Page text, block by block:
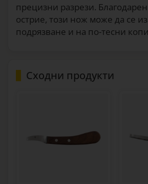
прецизни разрези.
острие, този нож може да се
подрязване и на по-тесни
Сходни продукти